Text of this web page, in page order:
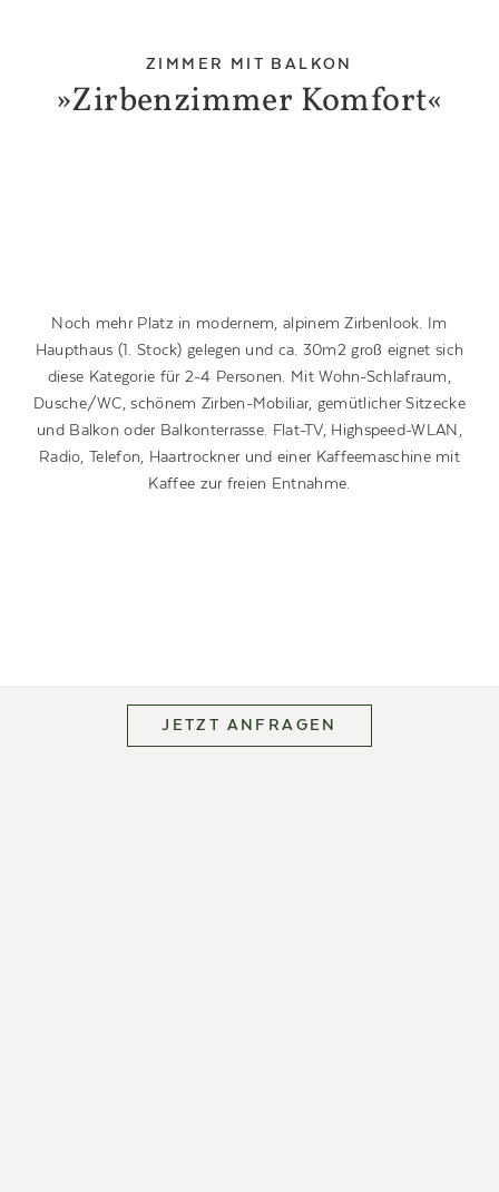
ZIMMER MIT BALKON
»Zirbenzimmer Komfort«
Noch mehr Platz in modernem, alpinem Zirbenlook. Im
Haupthaus (1. Stock) gelegen und ca. 30m2 groß eignet sich
diese Kategorie für 2-4 Personen. Mit Wohn-Schlafraum,
Dusche/WC, schönem Zirben-Mobiliar, gemütlicher Sitzecke
und Balkon oder Balkonterrasse. Flat-TV, Highspeed-WLAN,
Radio, Telefon, Haartrockner und einer Kaffeemaschine mit
Kaffee zur freien Entnahme.
JETZT ANFRAGEN